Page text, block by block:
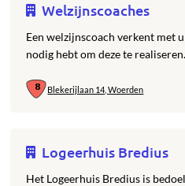
Welzijnscoaches
Een welzijnscoach verkent met
nodig hebt om deze te realiseren.
Blekerijlaan 14, Woerden
Logeerhuis Bredius
Het Logeerhuis Bredius is